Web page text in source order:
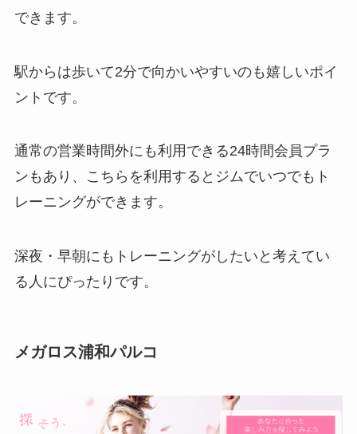
できます。
駅からは歩いて2分で向かいやすいのも嬉しいポイ
ントです。
通常の営業時間外にも利用できる24時間会員プラ
ンもあり、こちらを利用するとジムでいつでもト
レーニングができます。
深夜・早朝にもトレーニングがしたいと考えてい
る人にぴったりです。
メガロス浦和パルコ